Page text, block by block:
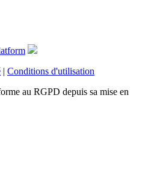
| Conditions d'utilisation
au RGPD depuis sa mise en